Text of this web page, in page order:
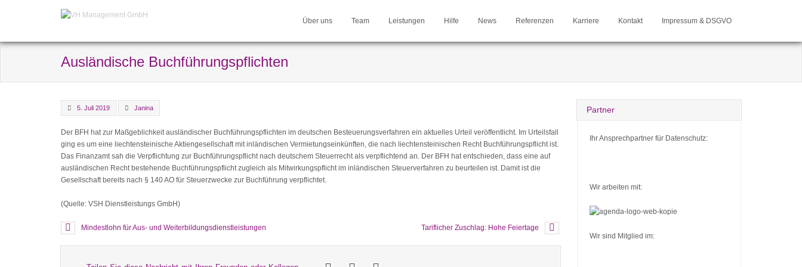
Über uns Team Leistungen Hilfe News Referenzen Karriere Kontakt Impressum & DSGVO
Ausländische Buchführungspflichten
5. Juli 2019 Janina
Der BFH hat zur Maßgeblichkeit ausländischer Buchführungspflichten im deutschen Besteuerungsverfahren ein aktuelles Urteil veröffentlicht. Im Urteilsfall
ging es um eine liechtensteinische Aktiengesellschaft mit inländischen Vermietungseinkünften, die nach liechtensteinischen Recht Buchführungspflicht ist.
Das Finanzamt sah die Verpflichtung zur Buchführungspflicht nach deutschem Steuerrecht als verpflichtend an. Der BFH hat entschieden, dass eine auf
ausländischen Recht bestehende Buchführungspflicht zugleich als Mitwirkungspflicht im inländischen Steuerverfahren zu beurteilen ist. Damit ist die
Gesellschaft bereits nach § 140 AO für Steuerzwecke zur Buchführung verpflichtet.
(Quelle: VSH Dienstleistungs GmbH)
Mindestlohn für Aus- und Weiterbildungsdienstleistungen Tariflicher Zuschlag: Hohe Feiertage
Partner
Ihr Ansprechpartner für Datenschutz:
Wir arbeiten mit:
Wir sind Mitglied im: